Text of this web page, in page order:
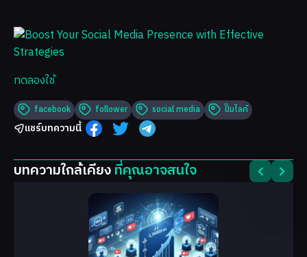
ทดลองใช้
facebook follower social media ปั๊มไลค์
แชร์บทความนี้
บทความใกล้เคียงที่คุณอาจสนใจ